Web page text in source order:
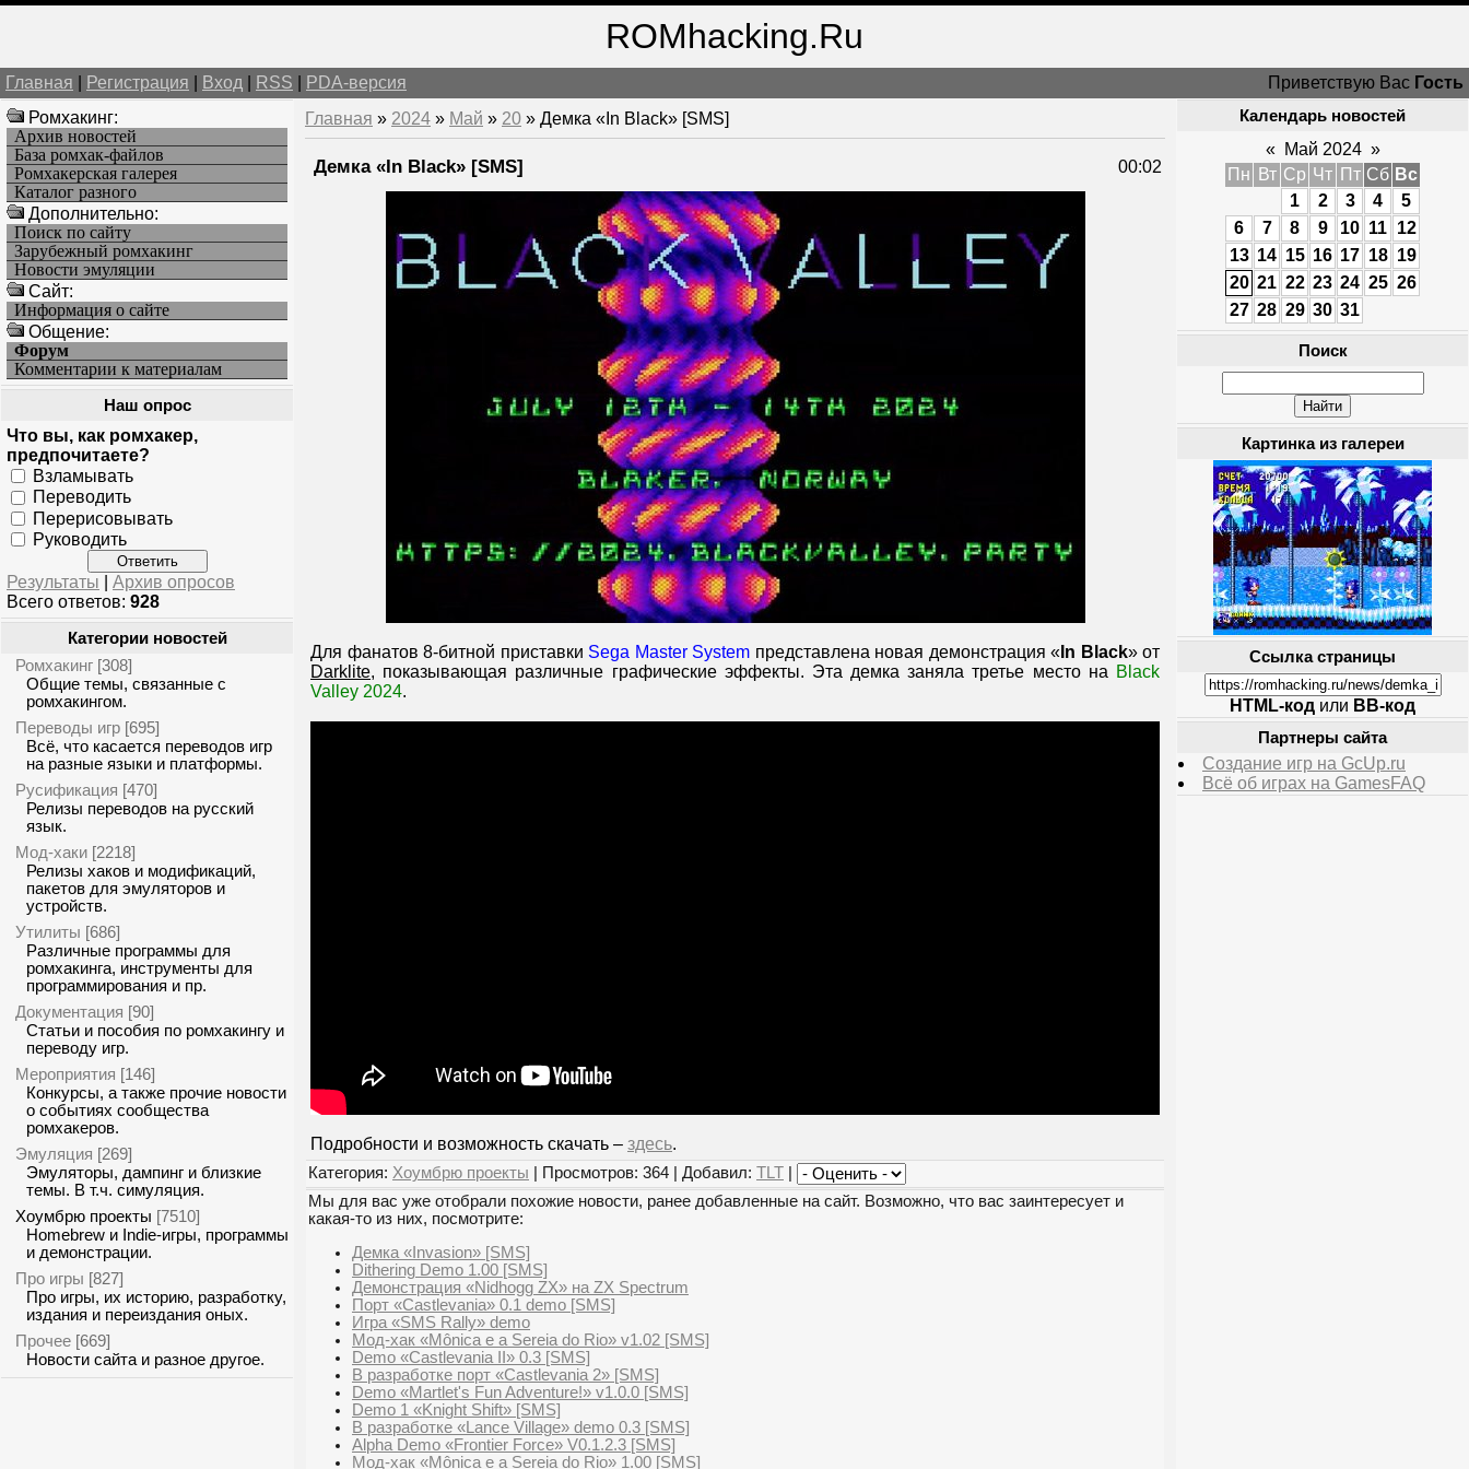
ROMhacking.Ru
Главная Регистрация Вход RSS PDA-версия Приветствую Вас Гость
Ромхакинг:
Архив новостей
База ромхак-файлов
Ромхакерская галерея
Каталог разного
Дополнительно:
Поиск по сайту
Зарубежный ромхакинг
Новости эмуляции
Cайт:
Информация о сайте
Общение:
Форум
Комментарии к материалам
Наш опрос
Что вы, как ромхакер,
предпочитаете?
Взламывать
Переводить
Перерисовывать
Руководить
Результаты
Архив опросов
Всего ответов: 928
Категории новостей
Ромхакинг [308]
Общие темы, связанные с
ромхакингом.
Переводы игр [695]
Всё, что касается переводов игр
на разные языки и платформы.
Русификация [470]
Релизы переводов на русский
язык.
Мод-хаки [2218]
Релизы хаков и модификаций,
пакетов для эмуляторов и
устройств.
Утилиты [686]
Различные программы для
ромхакинга, инструменты для
программирования и пр.
Документация [90]
Статьи и пособия по ромхакингу и
переводу игр.
Мероприятия [146]
Конкурсы, а также прочие новости
о событиях сообщества
ромхакеров.
Эмуляция [269]
Эмуляторы, дампинг и близкие
темы. В т.ч. симуляция.
Хоумбрю проекты [7510]
Homebrew и Indie-игры, программы
и демонстрации.
Про игры [827]
Про игры, их историю, разработку,
издания и переиздания оных.
Прочее [669]
Новости сайта и разное другое.
Главная » 2024 » Май » 20 » Демка «In Black» [SMS]
Демка «In Black» [SMS] 00:02
Для фанатов 8-битной приставки Sega Master System представлена новая демонстрация « In Black» от
Darklite, показывающая различные графические эффекты. Эта демка заняла третье место на Black
Valley 2024.
Подробности и возможность скачать – здесь.
Категория: Хоумбрю проекты | Просмотров: 364 | Добавил: TLT
Мы для вас уже отобрали похожие новости, ранее добавленные на сайт. Возможно, что вас заинтересует и
какая-то из них, посмотрите:
Демка «Invasion» [SMS]
Dithering Demo 1.00 [SMS]
Демонстрация «Nidhogg ZX» на ZX Spectrum
Порт «Castlevania» 0.1 demo [SMS]
Игра «SMS Rally» demo
Мод-хак «Mônica e a Sereia do Rio» v1.02 [SMS]
Demo «Castlevania II» 0.3 [SMS]
В разработке порт «Castlevania 2» [SMS]
Demo «Martlet's Fun Adventure!» v1.0.0 [SMS]
Demo 1 «Knight Shift» [SMS]
В разработке «Lance Village» demo 0.3 [SMS]
Alpha Demo «Frontier Force» V0.1.2.3 [SMS]
Мод-хак «Mônica e a Sereia do Rio» 1.00 [SMS]
Календарь новостей
« Май 2024 »
Пн
Вт Ср Чт Пт Сб Вс
1
2 3 4
5
6
7 8 9 10 11 12
13 14 15 16 17 18 19
20 21 22 23 24 25 26
27 28 29 30 31
Поиск
Картинка из галереи
Ссылка страницы
HTML-код или BB-код
Партнеры сайта
Создание игр на GcUp.ru
Всё об играх на GamesFAQ